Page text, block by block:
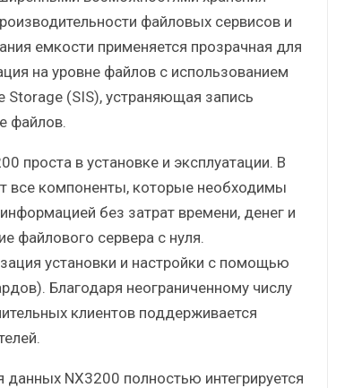
файловых сервисов и
емкости применяется прозрачная для
на уровне файлов с использованием
Storage (SIS), устраняющая запись
файлов.
проста в установке и эксплуатации. В
все компоненты, которые необходимы
без затрат времени, денег и
файлового сервера с нуля.
установки и настройки с помощью
Благодаря неограниченному числу
клиентов поддерживается
данных NX3200 полностью интегрируется